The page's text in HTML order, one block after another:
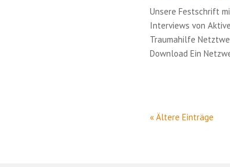
Unsere Festschrift
Interviews von
Traumahilfe
Download Ein
« Ältere Einträge